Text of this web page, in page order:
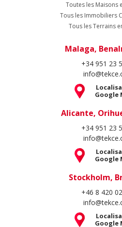
Toutes les Maisons
Tous les Immobiliers
Tous les Terrains
Malaga,
+34 951 23
Google
Alicante,
+34 951 23
Google
Stockholm,
+46 8 420
Google